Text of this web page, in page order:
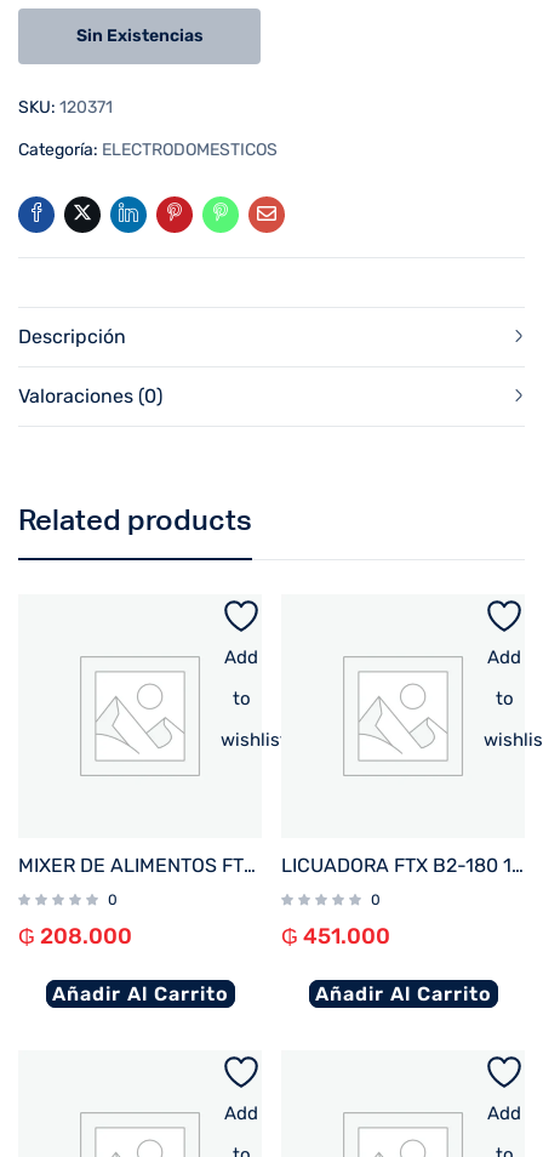
Sin Existencias
SKU: 120371
Categoría: ELECTRODOMESTICOS
Descripción
Valoraciones (0)
Related products
Add
to
wishlist
MIXER DE ALIMENTOS FTX 1000W 220V 3 EN 1 CON VASO INOX HB2-01
0
₲ 208.000
Añadir Al Carrito
Add
to
LICUADORA FTX B2-180 1.8L 1200W 220V JARRA VIDRIO ACERO INOXIDABLE
0
₲ 451.000
Añadir Al Carrito
Add
Add